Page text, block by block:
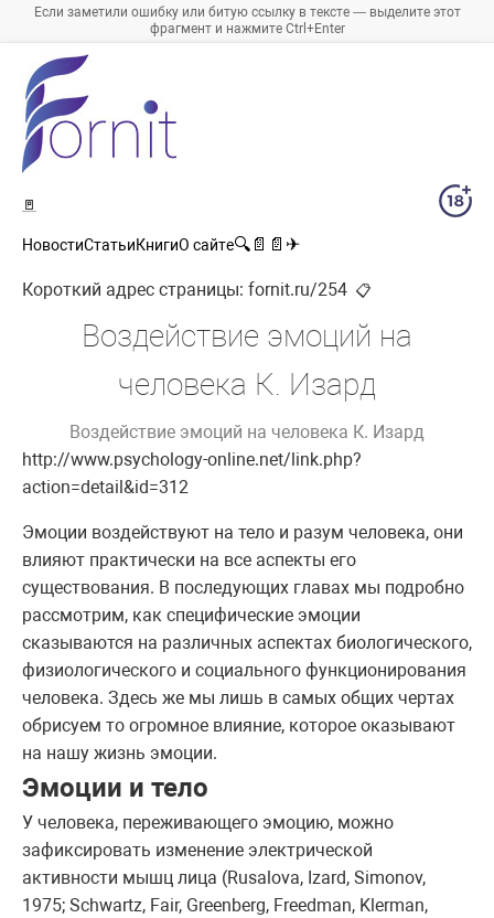
Если заметили ошибку или битую ссылку в тексте — выделите этот
фрагмент и нажмите Ctrl+Enter
🚪
НовостиСтатьиКнигиО сайте🔍 📄 📄 ✈
Короткий адрес страницы: fornit.ru/254 📋
Воздействие эмоций на
человека К. Изард
Воздействие эмоций на человека К. Изард
http://www.psychology-online.net/link.php?
action=detail&id=312
Эмоции воздействуют на тело и разум человека, они
влияют практически на все аспекты его
существования. В последующих главах мы подробно
рассмотрим, как специфические эмоции
сказываются на различных аспектах биологического,
физиологического и социального функционирования
человека. Здесь же мы лишь в самых общих чертах
обрисуем то огромное влияние, которое оказывают
на нашу жизнь эмоции.
Эмоции и тело
У человека, переживающего эмоцию, можно
зафиксировать изменение электрической
активности мышц лица (Rusalova, Izard, Simonov,
1975; Schwartz, Fair, Greenberg, Freedman, Klerman,